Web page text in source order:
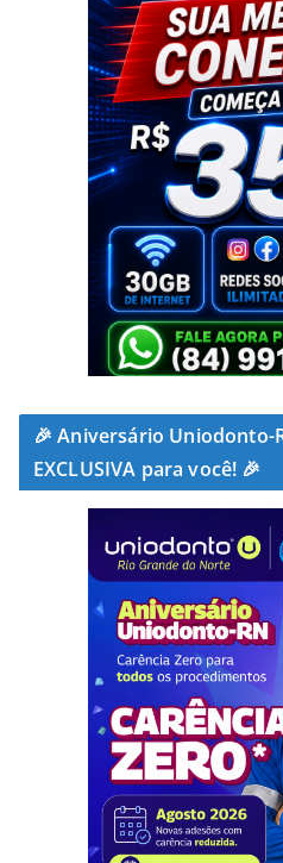
🎉 Aniversário Uniodonto-
EXCLUSIVA para você! 🎉